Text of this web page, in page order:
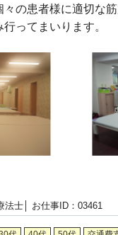
の患者様に適切な
ってまいります。
士│ お仕事ID：03461